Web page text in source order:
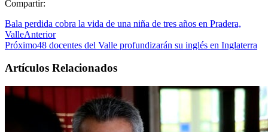
Compartir:
Bala perdida cobra la vida de una niña de tres años en Pradera,
ValleAnterior
Próximo48 docentes del Valle profundizarán su inglés en Inglaterra
Artículos Relacionados